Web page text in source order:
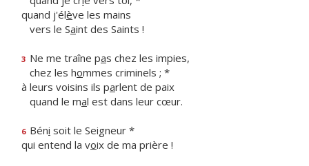
quand j'élève les mains
vers le Saint des Saints !
3 Ne me traîne pas chez les impies,
chez les hommes criminels ; *
à leurs voisins ils parlent de paix
quand le mal est dans leur cœur.
6 Béni soit le Seigneur *
qui entend la voix de ma prière !